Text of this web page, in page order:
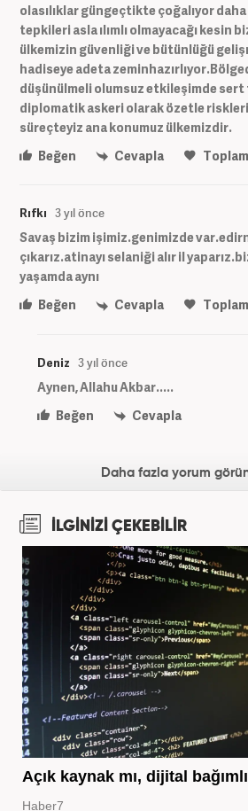
olasılıklar güngeçtikte çoğalıyor
tepkileri asla ılımlı olmayacağı kesin
ülkemizin güvenliği ve bütünlüğü
hadiseye adeta
düşünülmeli olumsuz etkileşimde
diplomatik askeri olarak özetle
süreçteyiz ana konumuz ülkemizdir.
Beğen
Cevapla Toplam
Rıfkı 3 yıl önce
Savaş bizim işimiz.genimizde
çıkarız.atinayı selaniği alır il
yaşamda aynı
Beğen
Cevapla Toplam
Deniz 3 yıl önce
Aynen, Allahu Akbar.....
Beğen
Cevapla
Daha fazla yorum
İLGİNİZİ ÇEKEBİLİR
Açık kaynak mı, dijital
Haber7